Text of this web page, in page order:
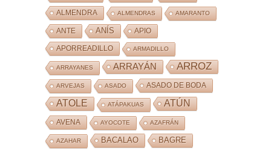
ALMENDRA ALMENDRAS AMARANTO
ANTE ANÍS APIO
APORREADILLO ARMADILLO
ARRAYANES ARRAYÁN ARROZ
ARVEJAS ASADO ASADO DE BODA
ATOLE ATÁPAKUAS ATÚN
AVENA AYOCOTE AZAFRÁN
AZAHAR BACALAO BAGRE